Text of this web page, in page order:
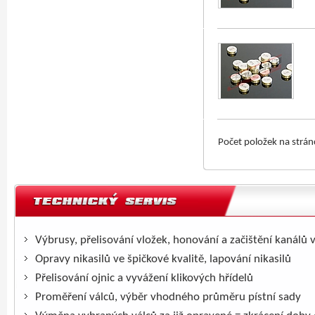
Počet položek na
Výbrusy, přelisování vložek, honování a začištění kanálů
Opravy nikasilů ve špičkové kvalitě, lapování nikasilů
Přelisování ojnic a vyvážení klikových hřídelů
Proměření válců, výběr vhodného průměru pístní sady